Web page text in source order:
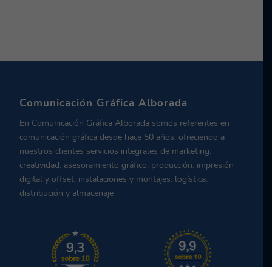
Comunicación Gráfica Alborada
En Comunicación Gráfica Alborada somos referentes en
comunicación gráfica desde hace 50 años, ofreciendo a
nuestros clientes servicios integrales de marketing,
creatividad, asesoramiento gráfico, producción, impresión
digital y offset, instalaciones y montajes, logística,
distribución y almacenaje